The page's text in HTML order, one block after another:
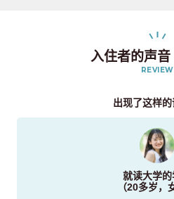
入住者的声音
REVIEW
出现了这样的
就读大学的
（20多岁，